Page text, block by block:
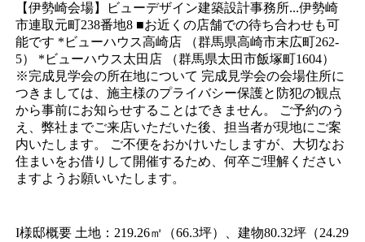
【伊勢崎会場】ビューデザイン建築設計事務所...伊勢崎
市連取元町238番地8 ■お近くの店舗での待ち合わせも可
能です *ビューハウス高崎店 （群馬県高崎市末広町262-
5） *ビューハウス太田店 （群馬県太田市飯塚町1604）
※完成見学会の所在地について 完成見学会の会場住所に
つきましては、施主様のプライバシー保護と防犯の観点
から事前にお知らせすることはできません。 ご予約のう
え、弊社までご来店いただいた後、担当者が現地にご案
内いたします。 ご不便をおかけいたしますが、大切なお
住まいをお借りして開催するため、何卒ご理解ください
ますようお願いいたします。
I様邸概要 土地：219.26㎡（66.3坪）、建物80.32坪（24.29